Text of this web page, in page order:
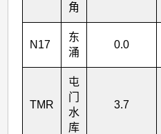
角
N17
东
涌
0.0
TMR
屯
门
水
库
3.7